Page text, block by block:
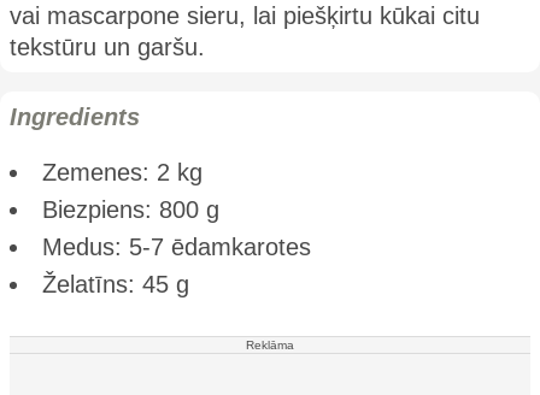
vai mascarpone sieru, lai piešķirtu kūkai citu
tekstūru un garšu.
Ingredients
Zemenes: 2 kg
Biezpiens: 800 g
Medus: 5-7 ēdamkarotes
Želatīns: 45 g
Reklāma